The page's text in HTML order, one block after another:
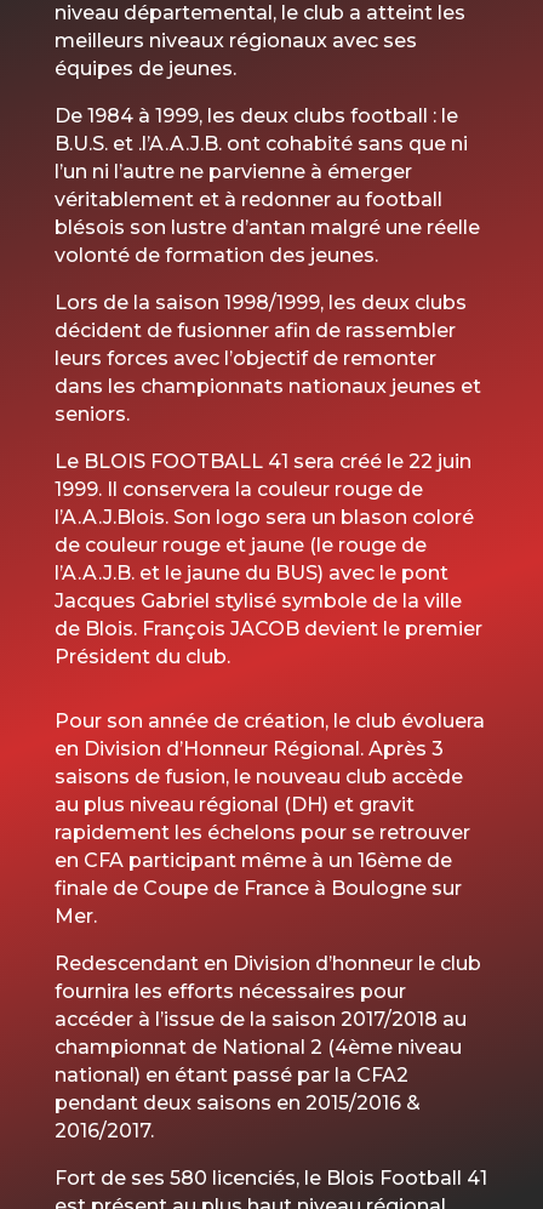
niveau départemental, le club a atteint les
meilleurs niveaux régionaux avec ses
équipes de jeunes.
De 1984 à 1999, les deux clubs football : le
B.U.S. et .l’A.A.J.B. ont cohabité sans que ni
l’un ni l’autre ne parvienne à émerger
véritablement et à redonner au football
blésois son lustre d’antan malgré une réelle
volonté de formation des jeunes.
Lors de la saison 1998/1999, les deux clubs
décident de fusionner afin de rassembler
leurs forces avec l’objectif de remonter
dans les championnats nationaux jeunes et
seniors.
Le BLOIS FOOTBALL 41 sera créé le 22 juin
1999. Il conservera la couleur rouge de
l’A.A.J.Blois. Son logo sera un blason coloré
de couleur rouge et jaune (le rouge de
l’A.A.J.B. et le jaune du BUS) avec le pont
Jacques Gabriel stylisé symbole de la ville
de Blois. François JACOB devient le premier
Président du club.
Pour son année de création, le club évoluera
en Division d’Honneur Régional. Après 3
saisons de fusion, le nouveau club accède
au plus niveau régional (DH) et gravit
rapidement les échelons pour se retrouver
en CFA participant même à un 16ème de
finale de Coupe de France à Boulogne sur
Mer.
Redescendant en Division d’honneur le club
fournira les efforts nécessaires pour
accéder à l’issue de la saison 2017/2018 au
championnat de National 2 (4ème niveau
national) en étant passé par la CFA2
pendant deux saisons en 2015/2016 &
2016/2017.
Fort de ses 580 licenciés, le Blois Football 41